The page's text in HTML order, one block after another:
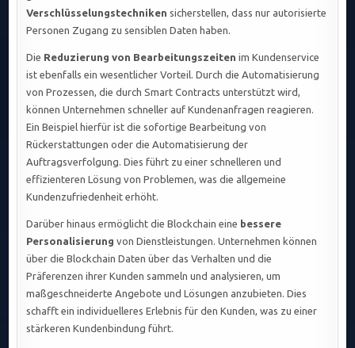
Verschlüsselungstechniken sicherstellen, dass nur autorisierte
Personen Zugang zu sensiblen Daten haben.
Die Reduzierung von Bearbeitungszeiten im Kundenservice
ist ebenfalls ein wesentlicher Vorteil. Durch die Automatisierung
von Prozessen, die durch Smart Contracts unterstützt wird,
können Unternehmen schneller auf Kundenanfragen reagieren.
Ein Beispiel hierfür ist die sofortige Bearbeitung von
Rückerstattungen oder die Automatisierung der
Auftragsverfolgung. Dies führt zu einer schnelleren und
effizienteren Lösung von Problemen, was die allgemeine
Kundenzufriedenheit erhöht.
Darüber hinaus ermöglicht die Blockchain eine bessere
Personalisierung von Dienstleistungen. Unternehmen können
über die Blockchain Daten über das Verhalten und die
Präferenzen ihrer Kunden sammeln und analysieren, um
maßgeschneiderte Angebote und Lösungen anzubieten. Dies
schafft ein individuelleres Erlebnis für den Kunden, was zu einer
stärkeren Kundenbindung führt.